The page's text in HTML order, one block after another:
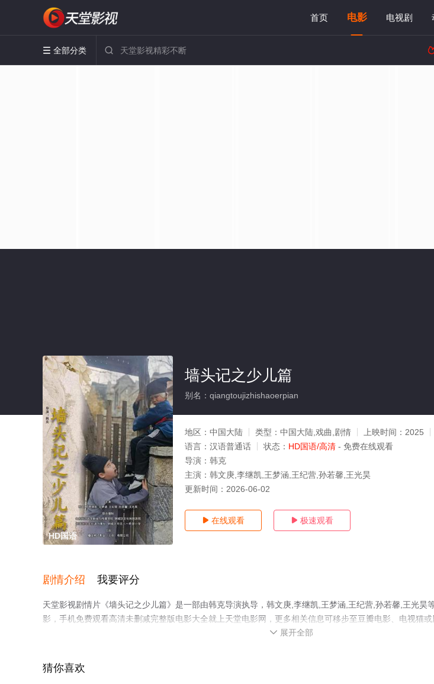
首页 电影 电视剧
 全部分类 
HD国语
墙头记之少儿篇
别名：qiangtoujizhishaoerpian
地区： 中国大陆 类型： 中国大陆,戏曲,剧情 上映时间： 2025
语言： 汉语普通话 状态： HD国语/高清 - 免费在线观看
导演： 韩克
主演： 韩文庚,李继凯,王梦涵,王纪营,孙若馨,王光昊
更新时间： 2026-06-02
 在线观看  极速观看
剧情介绍 我要评分
天堂影视剧情片《墙头记之少儿篇》是一部由韩克导演执导，韩文庚,李继凯,王梦涵,王纪营,孙若馨,王光昊
影，手机免费观看高清未删减完整版电影大全就上天堂电影网，更多相关信息可移步至豆瓣电影、电视猫或
 展开全部
猜你喜欢